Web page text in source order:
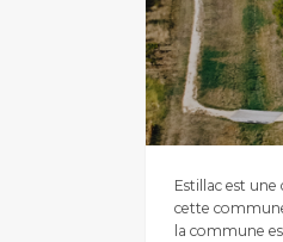
Estillac est
cette
la commune